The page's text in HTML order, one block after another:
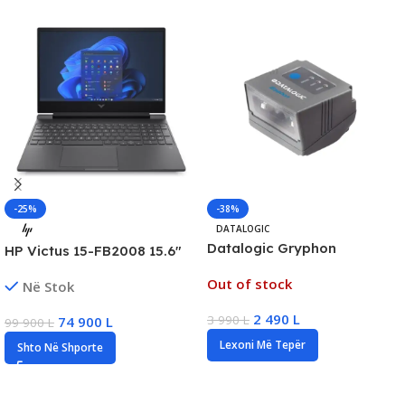
-25%
HP Victus 15-FB2008 15.6″
Ryzen 5, 16GB DDR5, 512GB
New
Në Stok
99 900L 74 900 L
Shto Në Shporte
-38%
DATALOGIC
Datalogic Gryphon
Barcode Scanner, VGA
Out of stock
3 990L 2 490 L
Lexoni Më Tepër